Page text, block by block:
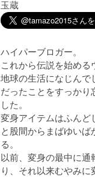
玉蔵
ハイパーブロガー。
これから伝説を始める
地球の生活になじんで
だったことをすっかり
した。
変身アイテムはふんど
と股間からまばゆいば
る。
以前、変身の最中に通
り、それ以来むやみに